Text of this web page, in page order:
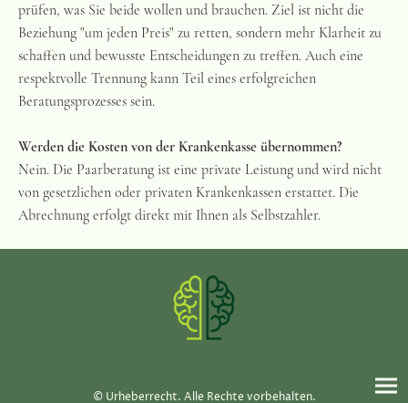
prüfen, was Sie beide wollen und brauchen. Ziel ist nicht die
Beziehung "um jeden Preis" zu retten, sondern mehr Klarheit zu
schaffen und bewusste Entscheidungen zu treffen. Auch eine
respektvolle Trennung kann Teil eines erfolgreichen
Beratungsprozesses sein.
Werden die Kosten von der Krankenkasse übernommen?
Nein. Die Paarberatung ist eine private Leistung und wird nicht
von gesetzlichen oder privaten Krankenkassen erstattet. Die
Abrechnung erfolgt direkt mit Ihnen als Selbstzahler.
© Urheberrecht. Alle Rechte vorbehalten.